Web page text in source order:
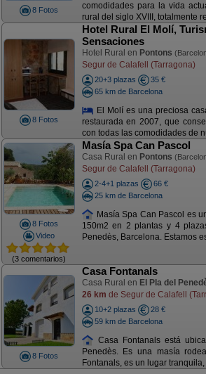
8 Fotos
comodidades para la vida
rural del siglo XVIII, totalmente
8 Fotos
Hotel Rural El Molí,
Sensaciones
Hotel Rural en Pontons
Segur de Calafell (Tarragona)
20+3 plazas
35 €
65 km de Barcelona
El Molí es una preciosa
restaurada en 2007, que
con todas las comodidades de
8 Fotos
Video
(3 comentarios)
Masía Spa Can Pascol
Casa Rural en Pontons
Segur de Calafell (Tarragona)
2-4+1 plazas
66 €
25 km de Barcelona
Masía Spa Can Pascol es
150m2 en 2 plantas y 4
Penedès, Barcelona. Estamos
8 Fotos
Casa Fontanals
Casa Rural en El Pla del
26 km de Segur de Calafell
10+2 plazas
28 €
59 km de Barcelona
Casa Fontanals está
Penedès. Es una masía
Fontanals, es un lugar tranquila,